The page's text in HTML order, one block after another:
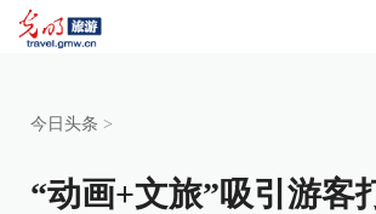
今日头条 >
“动画+文旅”吸引游客